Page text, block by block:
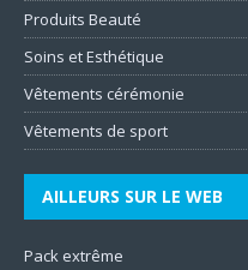
Produits Beauté
Soins et Esthétique
Vêtements cérémonie
Vêtements de sport
AILLEURS SUR LE WEB
Pack extrême